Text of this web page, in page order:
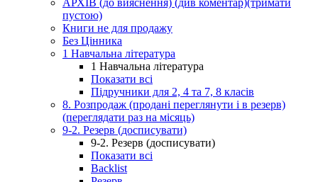
АРХІВ (до вияснення) (див коментар)(тримати
пустою)
Книги не для продажу
Без Цінника
1 Навчальна література
1 Навчальна література
Показати всі
Підручники для 2, 4 та 7, 8 класів
8. Розпродаж (продані переглянути і в резерв)
(переглядати раз на місяць)
9-2. Резерв (досписувати)
9-2. Резерв (досписувати)
Показати всі
Backlist